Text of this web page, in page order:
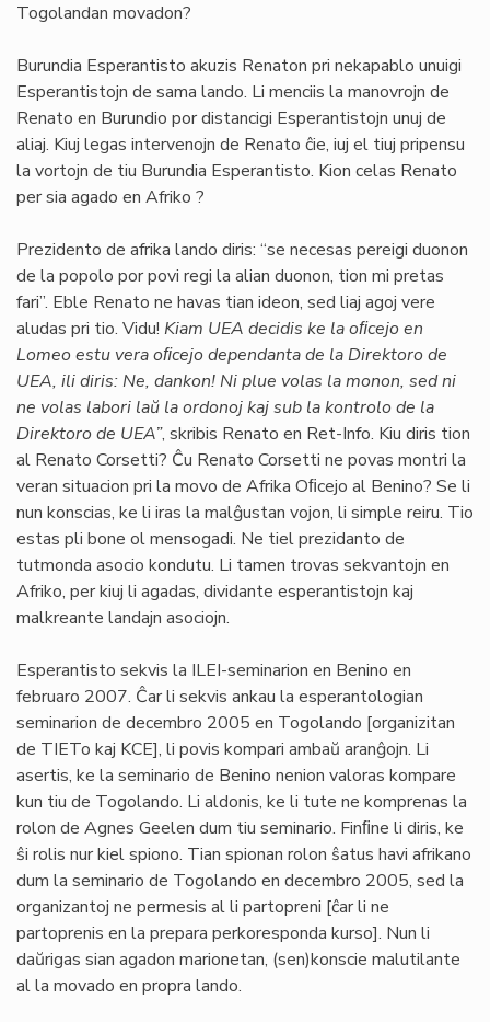
Togolandan movadon?
Burundia Esperantisto akuzis Renaton pri nekapablo unuigi
Esperantistojn de sama lando. Li menciis la manovrojn de
Renato en Burundio por distancigi Esperantistojn unuj de
aliaj. Kiuj legas intervenojn de Renato ĉie, iuj el tiuj pripensu
la vortojn de tiu Burundia Esperantisto. Kion celas Renato
per sia agado en Afriko ?
Prezidento de afrika lando diris: “se necesas pereigi duonon
de la popolo por povi regi la alian duonon, tion mi pretas
fari”. Eble Renato ne havas tian ideon, sed liaj agoj vere
aludas pri tio. Vidu! Kiam UEA decidis ke la oﬁcejo en
Lomeo estu vera oﬁcejo dependanta de la Direktoro de
UEA, ili diris: Ne, dankon! Ni plue volas la monon, sed ni
ne volas labori laŭ la ordonoj kaj sub la kontrolo de la
Direktoro de UEA”, skribis Renato en Ret-Info. Kiu diris tion
al Renato Corsetti? Ĉu Renato Corsetti ne povas montri la
veran situacion pri la movo de Afrika Oﬁcejo al Benino? Se li
nun konscias, ke li iras la malĝustan vojon, li simple reiru. Tio
estas pli bone ol mensogadi. Ne tiel prezidanto de
tutmonda asocio kondutu. Li tamen trovas sekvantojn en
Afriko, per kiuj li agadas, dividante esperantistojn kaj
malkreante landajn asociojn.
Esperantisto sekvis la ILEI-seminarion en Benino en
februaro 2007. Ĉar li sekvis ankau la esperantologian
seminarion de decembro 2005 en Togolando [organizitan
de TIETo kaj KCE], li povis kompari ambaŭ aranĝojn. Li
asertis, ke la seminario de Benino nenion valoras kompare
kun tiu de Togolando. Li aldonis, ke li tute ne komprenas la
rolon de Agnes Geelen dum tiu seminario. Finﬁne li diris, ke
ŝi rolis nur kiel spiono. Tian spionan rolon ŝatus havi afrikano
dum la seminario de Togolando en decembro 2005, sed la
organizantoj ne permesis al li partopreni [ĉar li ne
partoprenis en la prepara perkoresponda kurso]. Nun li
daŭrigas sian agadon marionetan, (sen)konscie malutilante
al la movado en propra lando.